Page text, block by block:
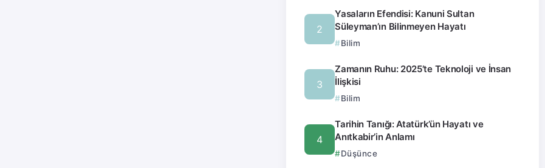
Yasaların Efendisi: Kanuni Sultan
Süleyman’ın Bilinmeyen Hayatı
Bilim
Zamanın Ruhu: 2025’te Teknoloji ve İnsan
İlişkisi
Bilim
Tarihin Tanığı: Atatürk’ün Hayatı ve
Anıtkabir’in Anlamı
Düşünce